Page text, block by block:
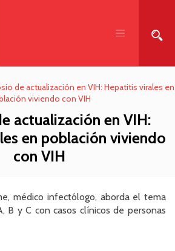
de actualización en VIH: Hepatitis virales en
viviendo con VIH
actualización en VIH:
en población viviendo
con VIH
, médico infectólogo, aborda el tema
B y C con casos clínicos de personas